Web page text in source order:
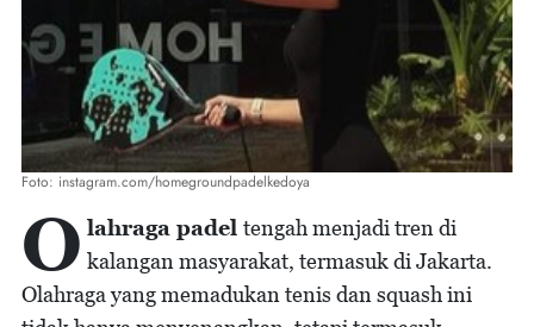
Foto: instagram.com/homegroundpadelkedoya
O lahraga padel tengah menjadi tren di
kalangan masyarakat, termasuk di Jakarta.
Olahraga yang memadukan tenis dan squash ini